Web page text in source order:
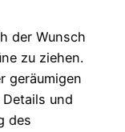
der Wunsch
zu ziehen.
geräumigen
und
des